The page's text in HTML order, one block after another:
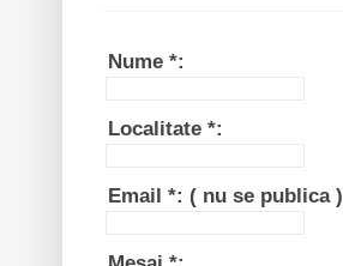
Nume *:
Localitate *:
Email *: ( nu se publica )